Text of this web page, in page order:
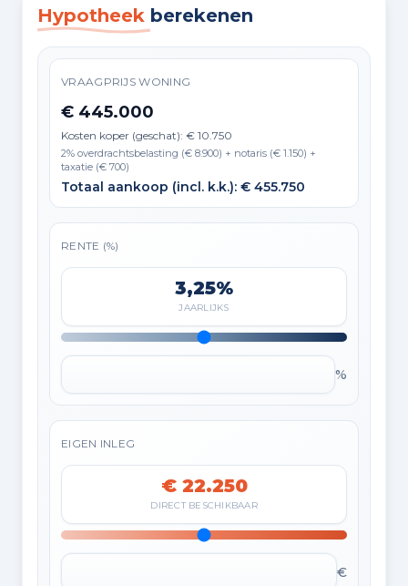
Hypotheek berekenen
VRAAGPRIJS WONING
€ 445.000
Kosten koper (geschat): € 10.750
2% overdrachtsbelasting (€ 8.900) + notaris (€ 1.150) +
taxatie (€ 700)
Totaal aankoop (incl. k.k.): € 455.750
RENTE (%)
3,25%
JAARLIJKS
%
EIGEN INLEG
€ 22.250
DIRECT BESCHIKBAAR
€